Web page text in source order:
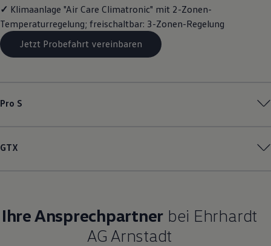
Transport
Familie
Elektromobilität
Volkswagen R
Pannen- und Unfallhilfe
Volkswagen Kundenbetreuung
✓ Klimaanlage "Air Care Climatronic" mit 2-Zonen-
Temperaturregelung; freischaltbar: 3-Zonen-Regelung
Jetzt Probefahrt vereinbaren
Pro S
GTX
Ihre Ansprechpartner bei Ehrhardt
AG Arnstadt